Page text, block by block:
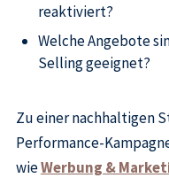
reaktiviert?
Welche Angebote
Selling geeignet?
Zu einer nachhaltigen
Performance-
wieWerbung &